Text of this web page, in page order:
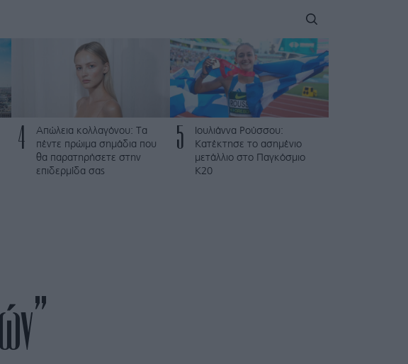
4
Απώλεια κολλαγόνου: Τα
πέντε πρώιμα σημάδια που
θα παρατηρήσετε στην
επιδερμίδα σας
5
Ιουλιάννα Ρούσσου:
Κατέκτησε το ασημένιο
μετάλλιο στο Παγκόσμιο
Κ20